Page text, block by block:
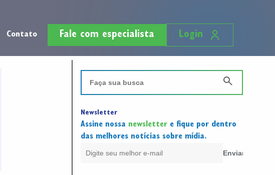
Contato Fale com especialista Login
Newsletter
Assine nossa newslettere fique por dentro
das melhores notícias sobre mídia.